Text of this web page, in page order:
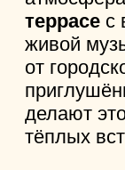
Что вас ждёт
Дымные
бургерыи
с
Лучшие
и
кто за рулём.
Хорошие